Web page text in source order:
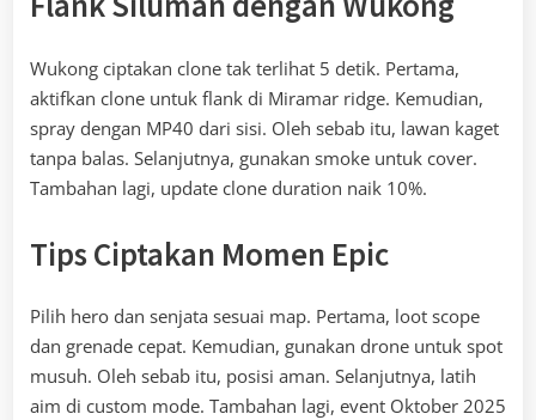
Wukong ciptakan clone tak terlihat 5 detik. Pertama,
aktifkan clone untuk flank di Miramar ridge. Kemudian,
spray dengan MP40 dari sisi. Oleh sebab itu, lawan kaget
tanpa balas. Selanjutnya, gunakan smoke untuk cover.
Tambahan lagi, update clone duration naik 10%.
Tips Ciptakan Momen Epic
Pilih hero dan senjata sesuai map. Pertama, loot scope
dan grenade cepat. Kemudian, gunakan drone untuk spot
musuh. Oleh sebab itu, posisi aman. Selanjutnya, latih
aim di custom mode. Tambahan lagi, event Oktober 2025